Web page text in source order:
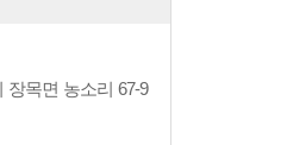
장목면 농소리 67-9